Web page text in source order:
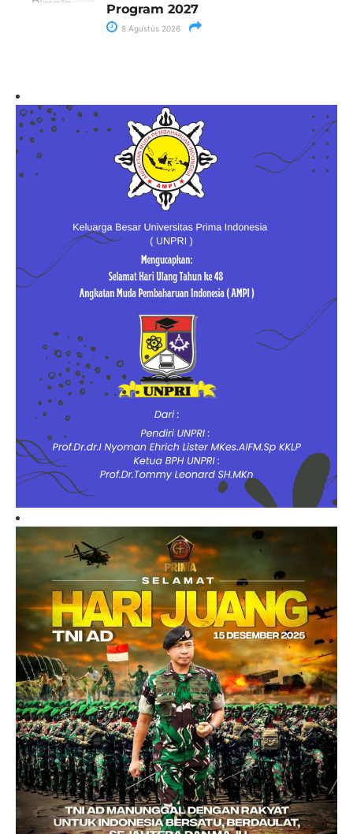
Program 2027
8 Agustus 2026